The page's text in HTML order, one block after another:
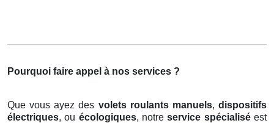
Pourquoi faire appel à nos services ?
Que vous ayez des volets roulants manuels,dispositifs
électriques, ou écologiques, notreservice spécialiséest